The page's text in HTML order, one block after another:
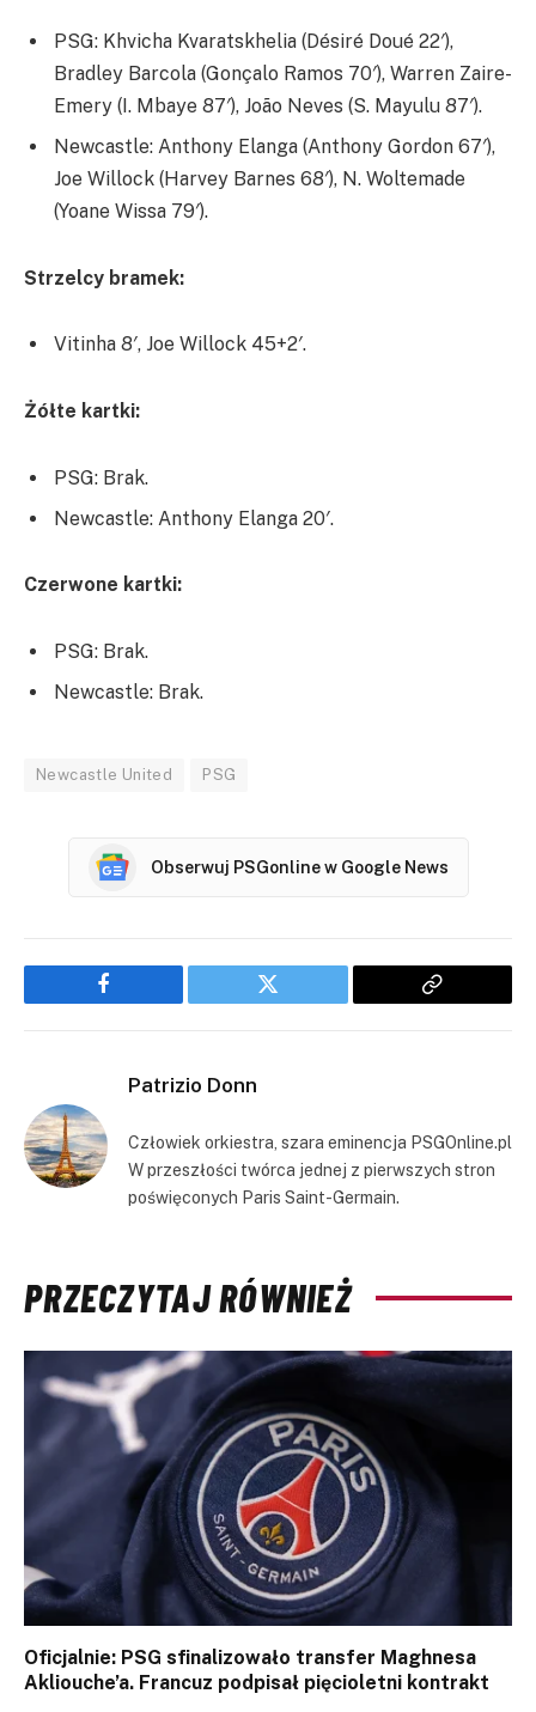
PSG: Khvicha Kvaratskhelia (Désiré Doué 22′),
Bradley Barcola (Gonçalo Ramos 70′), Warren Zaire-
Emery (I. Mbaye 87′), João Neves (S. Mayulu 87′).
Newcastle: Anthony Elanga (Anthony Gordon 67′),
Joe Willock (Harvey Barnes 68′), N. Woltemade
(Yoane Wissa 79′).
Strzelcy bramek:
Vitinha 8′, Joe Willock 45+2′.
Żółte kartki:
PSG: Brak.
Newcastle: Anthony Elanga 20′.
Czerwone kartki:
PSG: Brak.
Newcastle: Brak.
Newcastle United PSG
Obserwuj PSGonline w Google News
Facebook Twitter
Copy
Patrizio Donn
Człowiek orkiestra, szara eminencja PSGOnline.pl
W przeszłości twórca jednej z pierwszych stron
poświęconych Paris Saint-Germain.
PRZECZYTAJ RÓWNIEŻ
Oficjalnie: PSG sfinalizowało transfer Maghnesa
Akliouche’a. Francuz podpisał pięcioletni kontrakt